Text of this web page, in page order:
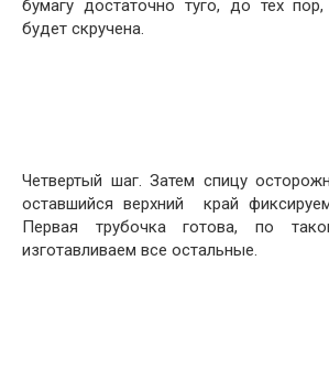
бумагу достаточно туго, до тех
будет скручена.
Четвертый шаг. Затем спицу
оставшийся верхний край
Первая трубочка готова, по
изготавливаем все остальные.